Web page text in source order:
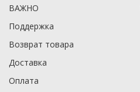
ВАЖНО
Поддержка
Возврат товара
Доставка
Оплата